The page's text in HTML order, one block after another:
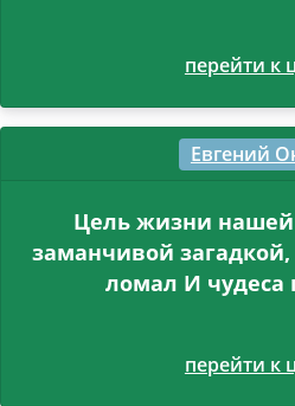
перейти к
Евгений
Цель жизни нашей
заманчивой
ломал И чудеса
перейти к